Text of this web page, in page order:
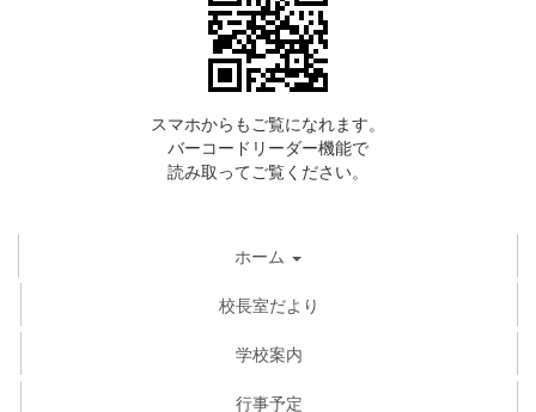
スマホからもご覧になれます。
バーコードリーダー機能で
読み取ってご覧ください。
ホーム
校長室だより
学校案内
行事予定